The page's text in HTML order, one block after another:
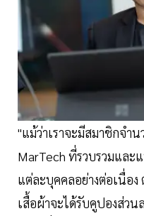
"แม้ว่าเราจะมีสมาชิกจำ
MarTech ที่รวบรวมและ
แต่ละบุคคลอย่างต่อเนื่อ
เสื้อผ้าจะได้รับคูปองส่ว